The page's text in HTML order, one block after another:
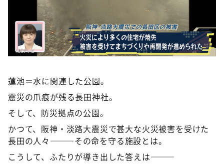
蓮池＝水に関連した公園。
震災の爪痕が残る長田神社。
そして、防災拠点の公園。
かつて、阪神・淡路大震災で甚大な火災被害を受けた
長田の人々———その命を守る施設とは。
こうして、ふたりが導き出した答えは———